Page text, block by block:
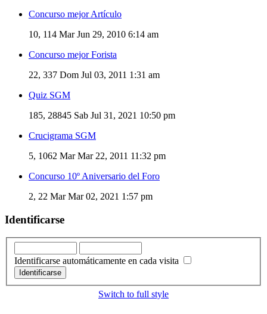
Concurso mejor Artículo
10, 114 Mar Jun 29, 2010 6:14 am
Concurso mejor Forista
22, 337 Dom Jul 03, 2011 1:31 am
Quiz SGM
185, 28845 Sab Jul 31, 2021 10:50 pm
Crucigrama SGM
5, 1062 Mar Mar 22, 2011 11:32 pm
Concurso 10º Aniversario del Foro
2, 22 Mar Mar 02, 2021 1:57 pm
Identificarse
Identificarse automáticamente en cada visita
Switch to full style